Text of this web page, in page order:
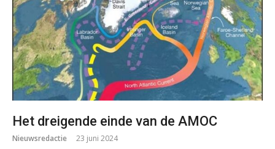
Het dreigende einde van de AMOC
Nieuwsredactie 23 juni 2024